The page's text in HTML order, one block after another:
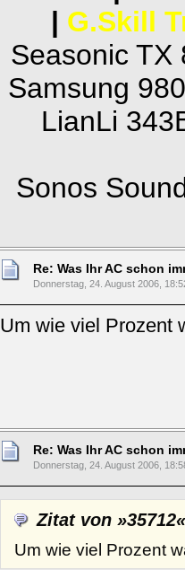
| G.Skill
Seasonic TX
Samsung
LianLi
Sonos
Re: Was Ihr AC schon
Donnerstag, 24. August 2006,
Um wie viel Prozent
Re: Was Ihr AC schon
Donnerstag, 24. August 2006,
Zitat von
Um wie viel Prozent